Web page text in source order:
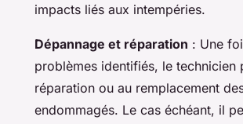
impacts liés aux intempéries.
Dépannage et réparation : Une
problèmes identifiés, le technicien
réparation ou au remplacement
endommagés. Le cas échéant, il